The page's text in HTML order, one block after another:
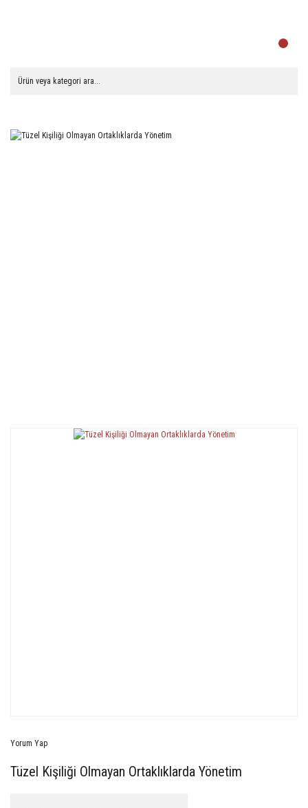
Yorum Yap
Tüzel Kişiliği Olmayan Ortaklıklarda Yönetim